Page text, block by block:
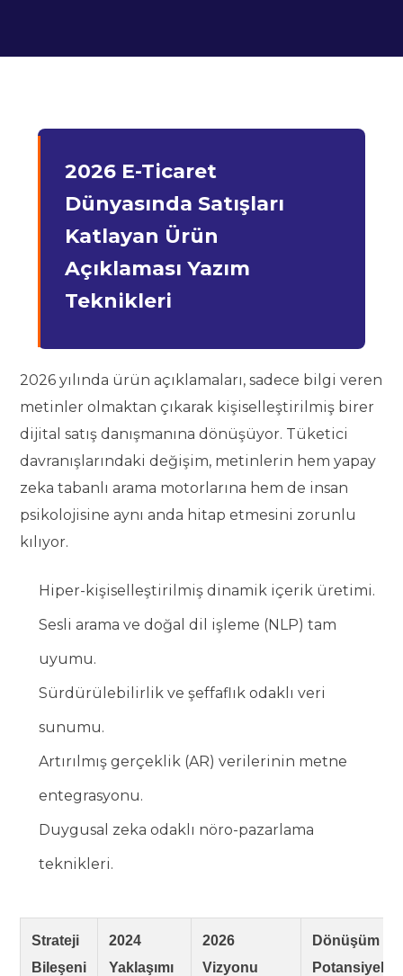
2026 E-Ticaret
Dünyasında Satışları
Katlayan Ürün
Açıklaması Yazım
Teknikleri
2026 yılında ürün açıklamaları, sadece bilgi veren
metinler olmaktan çıkarak kişiselleştirilmiş birer
dijital satış danışmanına dönüşüyor. Tüketici
davranışlarındaki değişim, metinlerin hem yapay
zeka tabanlı arama motorlarına hem de insan
psikolojisine aynı anda hitap etmesini zorunlu
kılıyor.
Hiper-kişiselleştirilmiş dinamik içerik üretimi.
Sesli arama ve doğal dil işleme (NLP) tam
uyumu.
Sürdürülebilirlik ve şeffaflık odaklı veri
sunumu.
Artırılmış gerçeklik (AR) verilerinin metne
entegrasyonu.
Duygusal zeka odaklı nöro-pazarlama
teknikleri.
Strateji
Bileşeni
2024
Yaklaşımı
2026
Vizyonu
Dönüşüm
Potansiyeli